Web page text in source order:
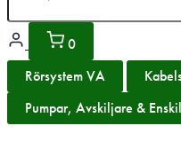
0
Rörsystem VA
Pumpar, Avskiljare &